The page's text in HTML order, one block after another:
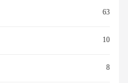
63
10
8